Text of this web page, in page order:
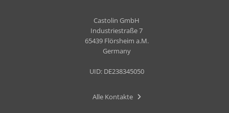
Castolin GmbH
Industriestraße 7
65439 Flörsheim a.M.
Germany
UID: DE238345050
Alle Kontakte